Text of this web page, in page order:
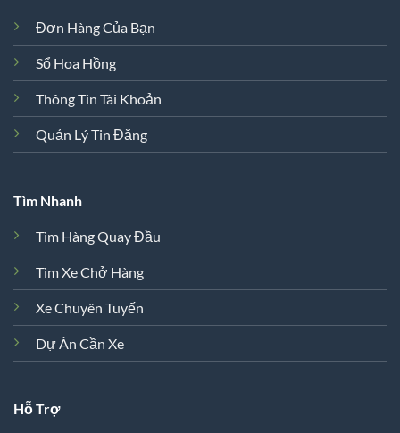
Đơn Hàng Của Bạn
Sổ Hoa Hồng
Thông Tin Tài Khoản
Quản Lý Tin Đăng
Tìm Nhanh
Tìm Hàng Quay Đầu
Tìm Xe Chở Hàng
Xe Chuyên Tuyến
Dự Án Cần Xe
Hỗ Trợ